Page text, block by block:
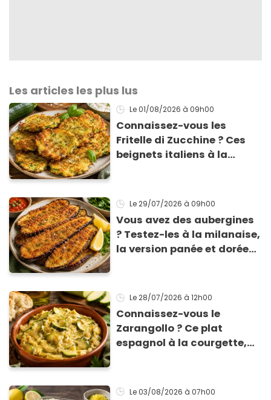
Les articles les plus lus
Le 01/08/2026 à 09h00
Connaissez-vous les
Fritelle di Zucchine ? Ces
beignets italiens à la
Le 29/07/2026 à 09h00
Vous avez des aubergines
? Testez-les à la milanaise,
la version panée et dorée
Le 28/07/2026 à 12h00
Connaissez-vous le
Zarangollo ? Ce plat
espagnol à la courgette,
Le 03/08/2026 à 07h00